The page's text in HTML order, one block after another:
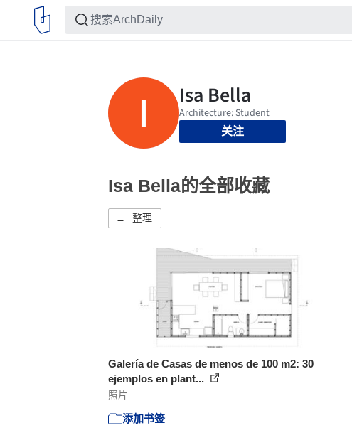
关注
Isa Bella的全部收藏
整理
Galería de Casas de menos de 100 m2: 30
ejemplos en plant...
照片
添加书签